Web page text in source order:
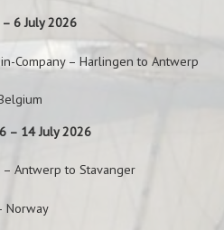
6 July 2026
Company – Harlingen to Antwerp
– 14 July 2026
– Antwerp to Stavanger
Norway